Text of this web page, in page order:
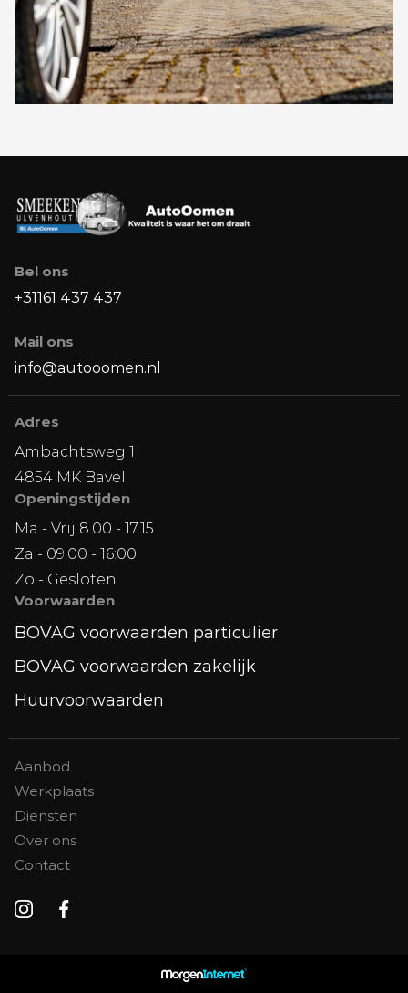
Bel ons
+31161 437 437
Mail ons
info@autooomen.nl
Adres
Ambachtsweg 1
4854 MK Bavel
Openingstijden
Ma - Vrij 8.00 - 17.15
Za - 09:00 - 16:00
Zo - Gesloten
Voorwaarden
BOVAG voorwaarden particulier
BOVAG voorwaarden zakelijk
Huurvoorwaarden
Aanbod
Werkplaats
Diensten
Over ons
Contact